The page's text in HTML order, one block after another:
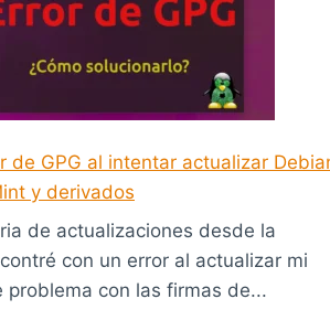
de GPG al intentar actualizar
y derivados
de actualizaciones desde la
con un error al actualizar mi
problema con las firmas de...